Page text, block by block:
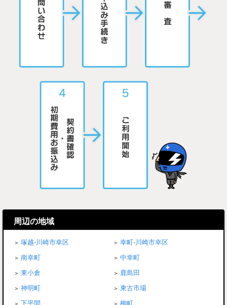
周辺の地域
塚越-川崎市幸区
幸町-川崎市幸区
南幸町
中幸町
東小倉
鹿島田
神明町
東古市場
下平間
柳町